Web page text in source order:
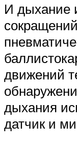
И дыхание
движений
дыхания
датчик и